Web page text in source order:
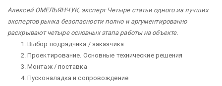
Алексей ОМЕЛЬЯНЧУК, эксперт Четыре статьи одного из лучших
экспертов рынка безопасности полно и аргументированно
раскрывают четыре основных этапа работы на объекте.
Выбор подрядчика / заказчика
Проектирование. Основные технические решения
Монтаж / поставка
Пусконаладка и сопровождение